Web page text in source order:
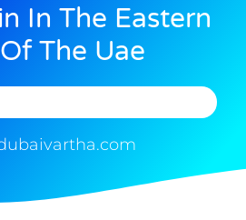
In The Eastern
The Uae